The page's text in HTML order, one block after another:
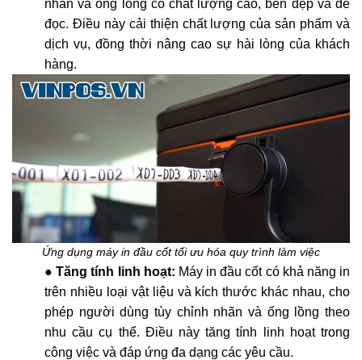
nhãn và ống lồng có chất lượng cao, bền đẹp và dễ
đọc. Điều này cải thiện chất lượng của sản phẩm và
dịch vụ, đồng thời nâng cao sự hài lòng của khách
hàng.
Ứng dụng máy in đầu cốt tối ưu hóa quy trình làm việc
●Tăng tính linh hoạt: Máy in đầu cốt có khả năng in
trên nhiều loại vật liệu và kích thước khác nhau, cho
phép người dùng tùy chỉnh nhãn và ống lồng theo
nhu cầu cụ thể. Điều này tăng tính linh hoạt trong
công việc và đáp ứng đa dạng các yêu cầu.